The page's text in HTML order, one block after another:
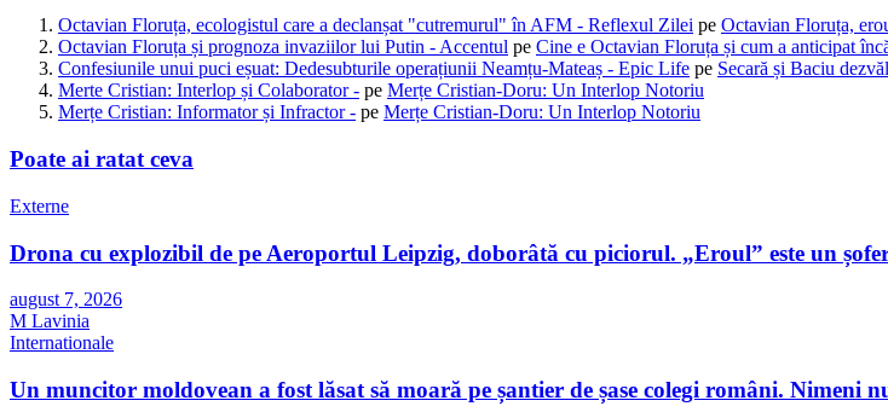
Octavian Floruța, ecologistul care a declanșat "cutremurul" în AFM - Reflexul Zilei pe Octavian Floruța,
Octavian Floruța și prognoza invaziilor lui Putin - Accentul pe Cine e Octavian Floruța și cum a anticipat
Confesiunile unui puci eșuat: Dedesubturile operațiunii Neamțu-Mateaș - Epic Life pe Secară și Baciu
Merte Cristian: Interlop și Colaborator - pe Merțe Cristian-Doru: Un Interlop Notoriu
Merțe Cristian: Informator și Infractor - pe Merțe Cristian-Doru: Un Interlop Notoriu
Poate ai ratat ceva
Externe
Drona cu explozibil de pe Aeroportul Leipzig, doborâtă cu piciorul. „Eroul” este un
august 7, 2026
M Lavinia
Internationale
Un muncitor moldovean a fost lăsat să moară pe șantier de șase colegi români. Nimeni